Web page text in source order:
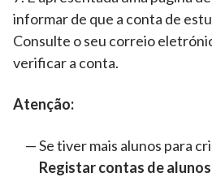
informar de que a conta de
Consulte o seu correio
verificar a conta.
Atenção:
Se tiver mais alunos para
Registar contas de alunos